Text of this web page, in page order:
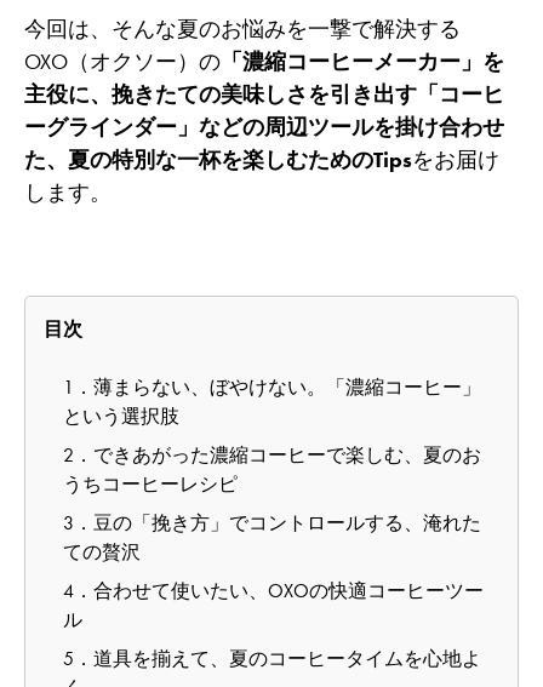
今回は、そんな夏のお悩みを一撃で解決する
OXO（オクソー）の 「濃縮コーヒーメーカー」を
主役に、挽きたての美味しさを引き出す「コーヒ
ーグラインダー」などの周辺ツールを掛け合わせ
た、夏の特別な一杯を楽しむためのTipsをお届け
します。
目次
1．薄まらない、ぼやけない。「濃縮コーヒー」
という選択肢
2．できあがった濃縮コーヒーで楽しむ、夏のお
うちコーヒーレシピ
3．豆の「挽き方」でコントロールする、淹れた
ての贅沢
4．合わせて使いたい、OXOの快適コーヒーツー
ル
5．道具を揃えて、夏のコーヒータイムを心地よ